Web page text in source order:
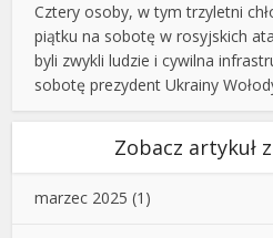
Cztery osoby, w tym trzyletni
piątku na sobotę w rosyjskich
byli zwykli ludzie i cywilna
sobotę prezydent Ukrainy
Zobacz artykuł
marzec 2025 (1)